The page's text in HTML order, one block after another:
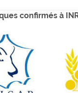
confirmés à